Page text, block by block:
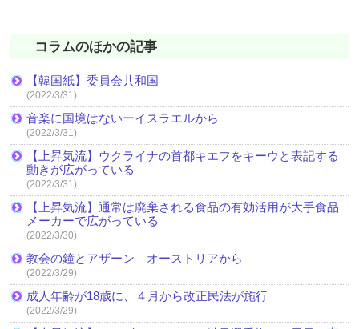
コラムのほかの記事
【韓国紙】委員会共和国
(2022/3/31)
音楽に国境はないーイスラエルから
(2022/3/31)
【上昇気流】ウクライナの首都キエフをキーウと表記する
動きが広がっている
(2022/3/31)
【上昇気流】通常は廃棄される食品の有効活用が大手食品
メーカーで広がっている
(2022/3/30)
教会の鐘とアザーン オーストリアから
(2022/3/29)
成人年齢が18歳に、４月から改正民法が施行
(2022/3/29)